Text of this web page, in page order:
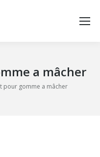
a mâcher
pour gomme a mâcher